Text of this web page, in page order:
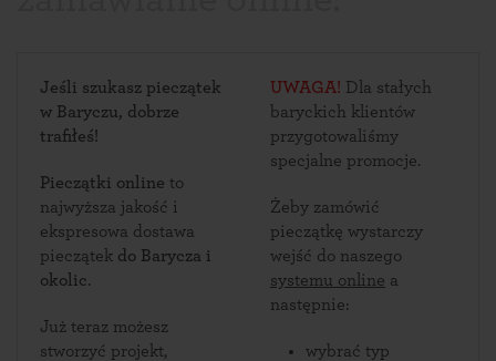
Jeśli szukasz pieczątek
w Baryczu, dobrze
trafiłeś!
Pieczątki online to
najwyższa jakość i
ekspresowa dostawa
pieczątek do Barycza i
okolic.
Już teraz możesz
stworzyć projekt,
UWAGA! Dla stałych
baryckich klientów
przygotowaliśmy
specjalne promocje.
Żeby zamówić
pieczątkę wystarczy
wejść do naszego
systemu online a
następnie:
wybrać typ